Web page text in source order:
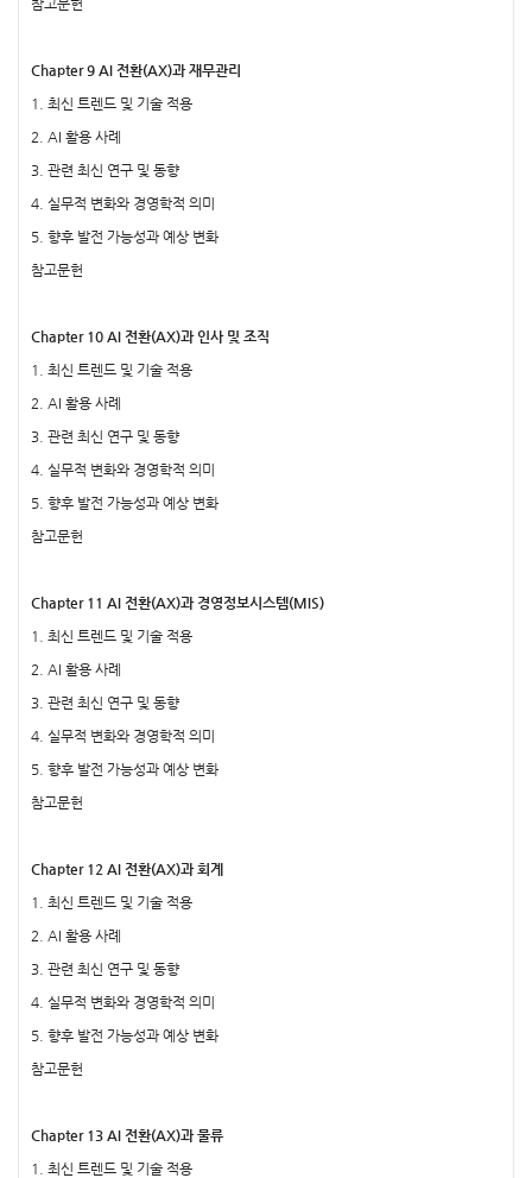
참고문헌
Chapter 9 AI 전환(AX)과 재무관리
1. 최신 트렌드 및 기술 적용
2. AI 활용 사례
3. 관련 최신 연구 및 동향
4. 실무적 변화와 경영학적 의미
5. 향후 발전 가능성과 예상 변화
참고문헌
Chapter 10 AI 전환(AX)과 인사 및 조직
1. 최신 트렌드 및 기술 적용
2. AI 활용 사례
3. 관련 최신 연구 및 동향
4. 실무적 변화와 경영학적 의미
5. 향후 발전 가능성과 예상 변화
참고문헌
Chapter 11 AI 전환(AX)과 경영정보시스템(MIS)
1. 최신 트렌드 및 기술 적용
2. AI 활용 사례
3. 관련 최신 연구 및 동향
4. 실무적 변화와 경영학적 의미
5. 향후 발전 가능성과 예상 변화
참고문헌
Chapter 12 AI 전환(AX)과 회계
1. 최신 트렌드 및 기술 적용
2. AI 활용 사례
3. 관련 최신 연구 및 동향
4. 실무적 변화와 경영학적 의미
5. 향후 발전 가능성과 예상 변화
참고문헌
Chapter 13 AI 전환(AX)과 물류
1. 최신 트렌드 및 기술 적용